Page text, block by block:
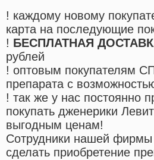
! каждому новому
карта на последующие
! БЕСПЛАТНАЯ
рублей
! оптовым покупателям
препарата с
! так же у нас постоянно
покупать дженерики
выгодным ценам!
Cотрудники нашей
сделать приобретение